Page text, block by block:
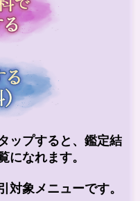
ップすると、鑑定結
になれます。
対象メニューです。